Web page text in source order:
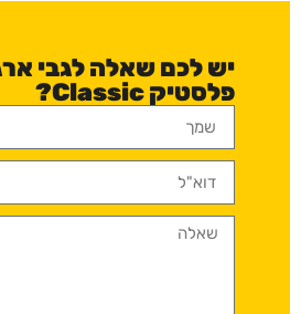
יש לכם שאלה לגבי
פלסטיק Classic?